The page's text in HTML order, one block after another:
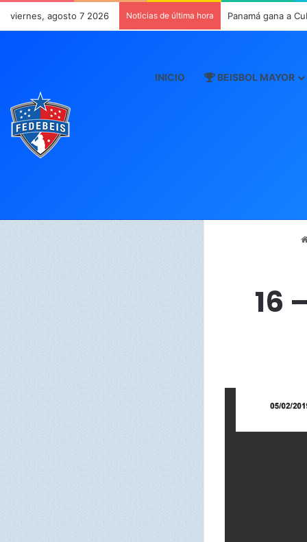
viernes, agosto 7 2026 Noticias de última hora Panamá gana a
INICIO BEISBOL MAYOR
16